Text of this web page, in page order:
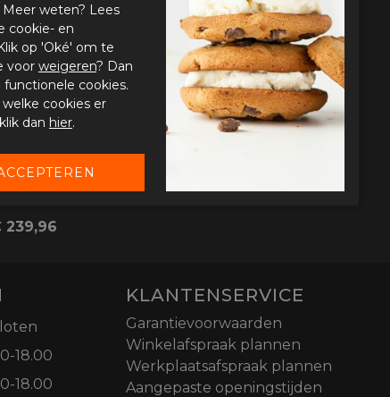
239,96
18.00
18.00
KLANTENSERVICE
Garantievoorwaarden
Winkelafspraak plannen
Werkplaatsafspraak plannen
Aangepaste openingstijden
weten? Lees
cookie- en
op 'Oké' om te
voor weigeren? Dan
cookies.
cookies er
dan hier.